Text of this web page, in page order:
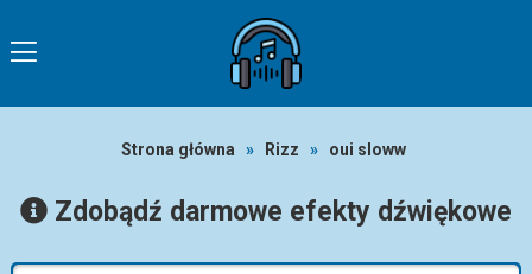
Strona główna » Rizz » oui sloww
Zdobądź darmowe efekty dźwiękowe